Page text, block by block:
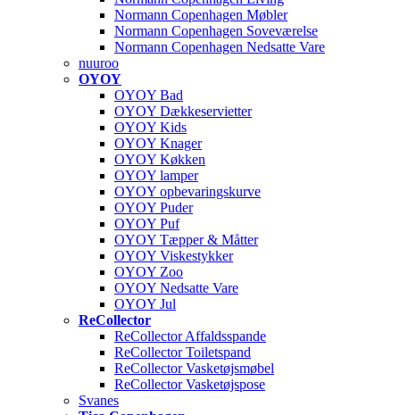
Normann Copenhagen Møbler
Normann Copenhagen Soveværelse
Normann Copenhagen Nedsatte Vare
nuuroo
OYOY
OYOY Bad
OYOY Dækkeservietter
OYOY Kids
OYOY Knager
OYOY Køkken
OYOY lamper
OYOY opbevaringskurve
OYOY Puder
OYOY Puf
OYOY Tæpper & Måtter
OYOY Viskestykker
OYOY Zoo
OYOY Nedsatte Vare
OYOY Jul
ReCollector
ReCollector Affaldsspande
ReCollector Toiletspand
ReCollector Vasketøjsmøbel
ReCollector Vasketøjspose
Svanes